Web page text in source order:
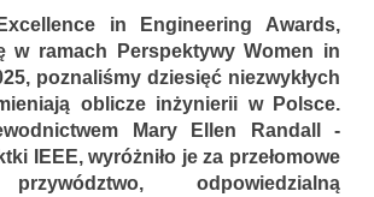
in Engineering Awards,
w ramach Perspektywy Women in
poznaliśmy dziesięć niezwykłych
oblicze inżynierii w Polsce.
Mary Ellen Randall -
IEEE, wyróżniło je za przełomowe
odpowiedzialną